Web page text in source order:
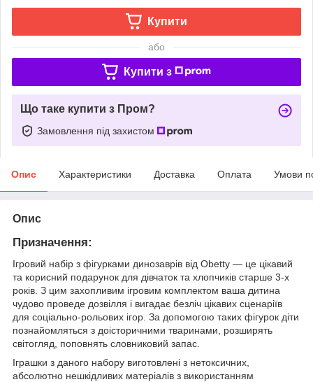
Купити
або
Купити з
Що таке купити з Пром?
Замовлення під захистом
Опис Характеристики Доставка Оплата Умови
Опис
Призначення:
Ігровий набір з фігурками динозаврів від Obetty — це цікавий
та корисний подарунок для дівчаток та хлопчиків старше 3-х
років. З цим захопливим ігровим комплектом ваша дитина
чудово проведе дозвілля і вигадає безліч цікавих сценаріїв
для соціально-рольових ігор. За допомогою таких фігурок діти
познайомляться з доісторичними тваринами, розширять
світогляд, поповнять словниковий запас.
Іграшки з даного набору виготовлені з нетоксичних,
абсолютно нешкідливих матеріалів з використанням